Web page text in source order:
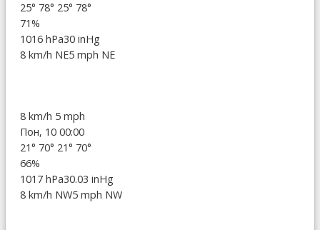
25° 78° 25° 78°
71%
1016 hPa30 inHg
8 km/h NE5 mph NE
8 km/h 5 mph
Пон, 10 00:00
21° 70° 21° 70°
66%
1017 hPa30.03 inHg
8 km/h NW5 mph NW